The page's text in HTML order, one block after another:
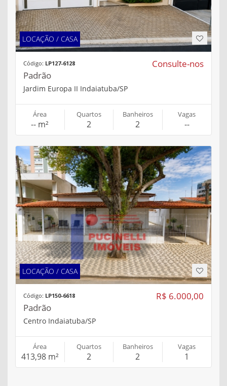
LOCAÇÃO / CASA
Consulte-nos
Código: LP127-6128
Padrão
Jardim Europa II Indaiatuba/SP
Área
-- m²
Quartos
2
Banheiros
2
Vagas
--
LOCAÇÃO / CASA
R$ 6.000,00
Código: LP150-6618
Padrão
Centro Indaiatuba/SP
Área
413,98 m²
Quartos
2
Banheiros
2
Vagas
1